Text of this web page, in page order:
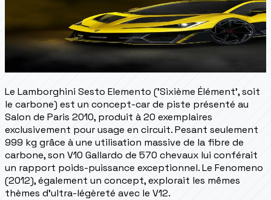
Le Lamborghini Sesto Elemento ('Sixième Élément', soit
le carbone) est un concept-car de piste présenté au
Salon de Paris 2010, produit à 20 exemplaires
exclusivement pour usage en circuit. Pesant seulement
999 kg grâce à une utilisation massive de la fibre de
carbone, son V10 Gallardo de 570 chevaux lui conférait
un rapport poids-puissance exceptionnel. Le Fenomeno
(2012), également un concept, explorait les mêmes
thèmes d'ultra-légèreté avec le V12.